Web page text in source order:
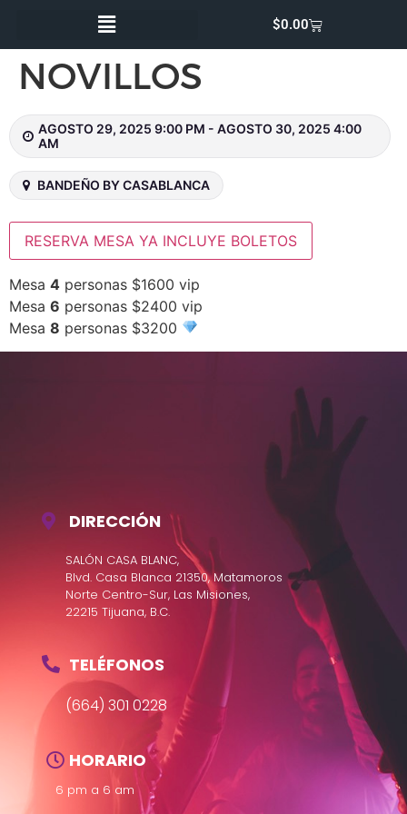
$0.00
NOVILLOS
AGOSTO 29, 2025 9:00 PM - AGOSTO 30, 2025 4:00
AM
BANDEÑO BY CASABLANCA
RESERVA MESA YA INCLUYE BOLETOS
Mesa 4 personas $1600 vip
Mesa 6 personas $2400 vip
Mesa 8 personas $3200
DIRECCIÓN
SALÓN CASA BLANC,
Blvd. Casa Blanca 21350, Matamoros
Norte Centro-Sur, Las Misiones,
22215 Tijuana, B.C.
TELÉFONOS
(664) 301 0228
HORARIO
6 pm a 6 am